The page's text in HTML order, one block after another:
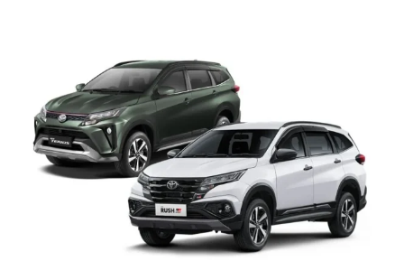
Yogyakarta
Pilih